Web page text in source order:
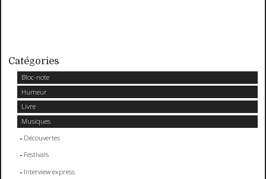
Catégories
Bloc-note
Humeur
Livre
Musiques
Découvertes
Festivals
Interview express